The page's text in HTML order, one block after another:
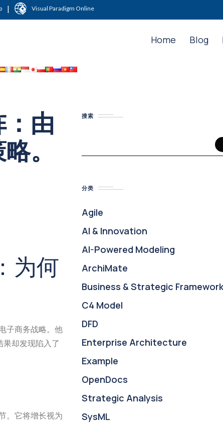
| Visual Paradigm Online
Home Blog
由
。
为何
子商务战略。他
却发现陷入了
。它将增长视为
搜索
分类
Agile
AI & Innovation
AI-Powered Modeling
ArchiMate
Business & Strategic
C4 Model
DFD
Enterprise Architecture
Example
OpenDocs
Strategic Analysis
SysML